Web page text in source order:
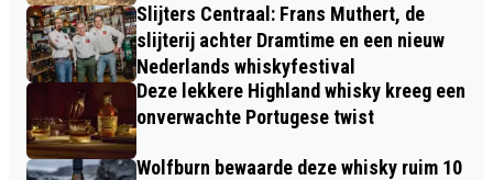
Slijters Centraal: Frans Muthert, de
slijterij achter Dramtime en een nieuw
Nederlands whiskyfestival
Deze lekkere Highland whisky kreeg een
onverwachte Portugese twist
Wolfburn bewaarde deze whisky ruim 10